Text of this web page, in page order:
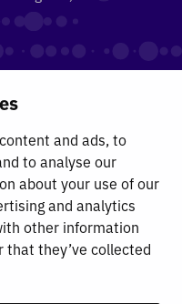
and ads, to
to analyse our
about your use of our
and analytics
other information
that they’ve collected